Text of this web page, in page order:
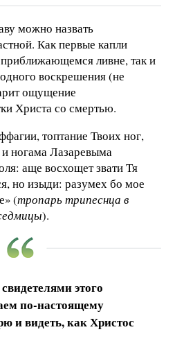
можно назвать
Как первые капли
ливне, так и
воскрешения (не
ощущение
Христа со смертью.
топтание Твоих ног,
ногама Лазаревыма
аще восхощет звати Тя
но изыди: разумех бо мое
(тропарь трипеснца в
).
этого
по-настоящему
и видеть, как Христос